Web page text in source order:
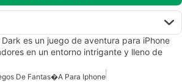
es un juego de aventura para iPhone
en un entorno intrigante y lleno de
De Fantas�a Para Iphone